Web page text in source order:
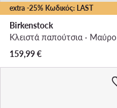
extra -25% Κωδικός: LAST
Birkenstock
Κλειστά παπούτσια · Μαύρο
159,99€